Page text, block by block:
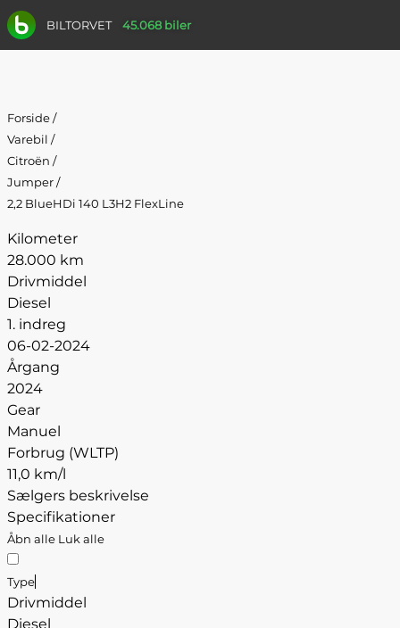
BILTORVET 45.068 biler
Forside/
Varebil /
Citroën /
Jumper/
2,2 BlueHDi 140 L3H2 FlexLine
Kilometer
28.000 km
Drivmiddel
Diesel
1. indreg
06-02-2024
Årgang
2024
Gear
Manuel
Forbrug (WLTP)
11,0 km/l
Sælgers beskrivelse
Specifikationer
Åbn alle Luk alle
Type
Drivmiddel
Diesel